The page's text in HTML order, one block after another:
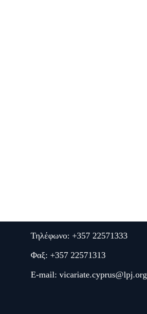
Τηλέφωνο: +357 22571333
Φαξ: +357 22571313
E-mail: vicariate.cyprus@lpj.org